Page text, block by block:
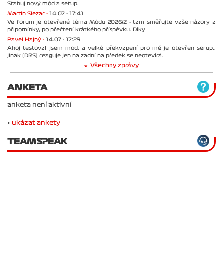
Stahuj nový mód a setup.
Martin Slezar - 14.07 - 17:41
Ve forum je otevřené téma Módu 2026/2 - tam směřujte vaše názory a
připomínky, po přečtení krátkého příspěvku. Díky
Pavel Hajný - 14.07 - 17:29
Ahoj testoval jsem mod. a velké překvapení pro mě je otevřen serup..
jinak (DRS) reaguje jen na zadní na předek se neotevírá.
Všechny zprávy
ANKETA
anketa není aktivní
• ukázat ankety
TEAMSPEAK